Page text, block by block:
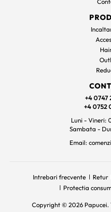
+4 0747
+4 0752
Luni - Vineri:
Sambata -
Email:
Intrebari frecvente Retur
Protectia
Copyright © 2026